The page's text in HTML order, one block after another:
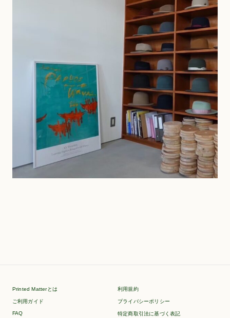
Printed Matterとは
ご利用ガイド
FAQ
利用規約
プライバシーポリシー
特定商取引法に基づく表記